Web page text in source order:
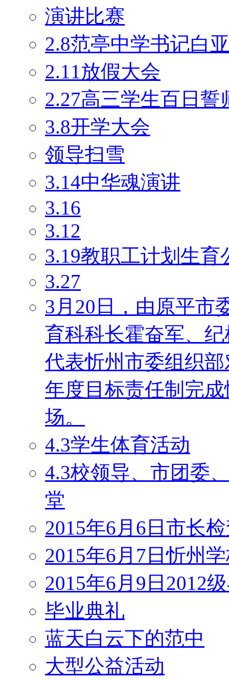
演讲比赛
2.8范亭中学书记白
2.11放假大会
2.27高三学生百日誓
3.8开学大会
领导扫雪
3.14中华魂演讲
3.16
3.12
3.19教职工计划生育
3.27
3月20日，由原平市
育科科长霍奋军、
代表忻州市委组织
年度目标责任制完
场。
4.3学生体育活动
4.3校领导、市团委
堂
2015年6月6日市长
2015年6月7日忻州
2015年6月9日2012
毕业典礼
蓝天白云下的范中
大型公益活动